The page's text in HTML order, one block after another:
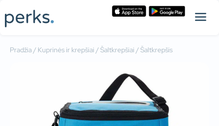
Pradžia/ Kuprinės ir krepšiai /Šaltkrepšiai / Šaltkrepšis